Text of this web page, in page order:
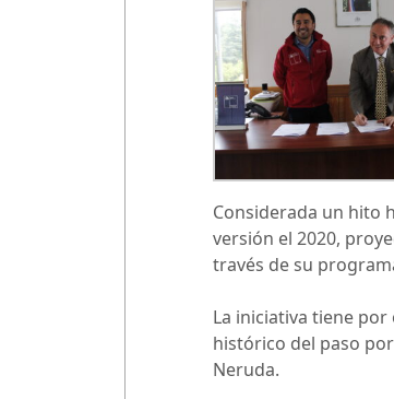
Considerada un hito
versión el 2020,
través de su
La iniciativa tiene
histórico del paso
Neruda.